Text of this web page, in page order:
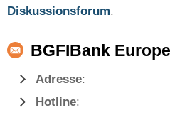
Diskussionsforum.
BGFIBank Europe
Adresse:
Hotline: